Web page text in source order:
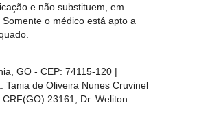
e não substituem, em
o médico está apto a
GO - CEP: 74115-120 |
de Oliveira Nunes Cruvinel
23161; Dr. Weliton